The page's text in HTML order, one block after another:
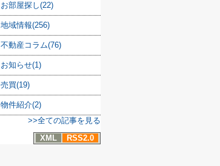
お部屋探し(22)
地域情報(256)
不動産コラム(76)
お知らせ(1)
売買(19)
物件紹介(2)
>>全ての記事を見る
XML
RSS2.0